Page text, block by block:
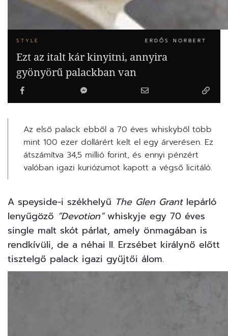
STYLE ERDŐS NORBERT
Ezt az italt kár kinyitni, annyira
gyönyörű palackban van
Az első palack ebből a 70 éves whiskyből több
mint 100 ezer dollárért kelt el egy árverésen. Ez
átszámítva 34,5 millió forint, és ennyi pénzért
valóban igazi kuriózumot kapott a végső licitáló.
A speyside-i székhelyű The Glen Grantlepárló
lenyűgöző “Devotion”whiskyje egy 70 éves
single malt skót párlat, amely önmagában is
rendkívüli, de a néhai II. Erzsébet királynő előtt
tisztelgő palack igazi gyűjtői álom.